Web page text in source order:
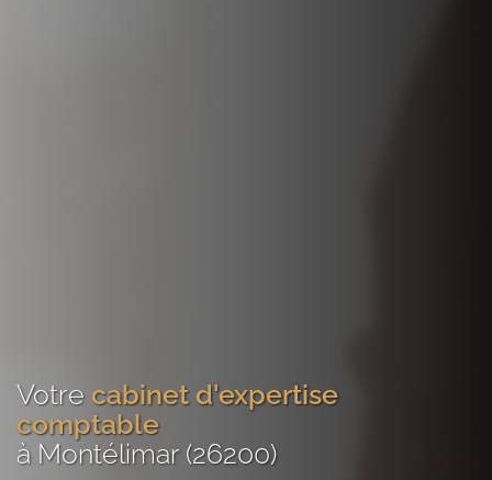
Votre cabinet d'expertise
comptable
à Montélimar (26200)